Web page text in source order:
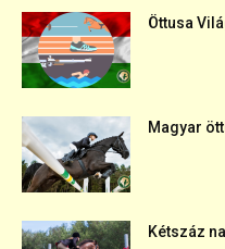
Öttusa
Magyar
Kétszáz